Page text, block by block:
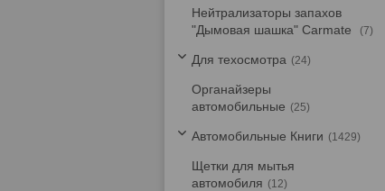
Нейтрализаторы запахов
"Дымовая шашка" Carmate
7
Для техосмотра 24
Органайзеры
автомобильные
25
Автомобильные Книги 1429
Щетки для мытья
автомобиля
12